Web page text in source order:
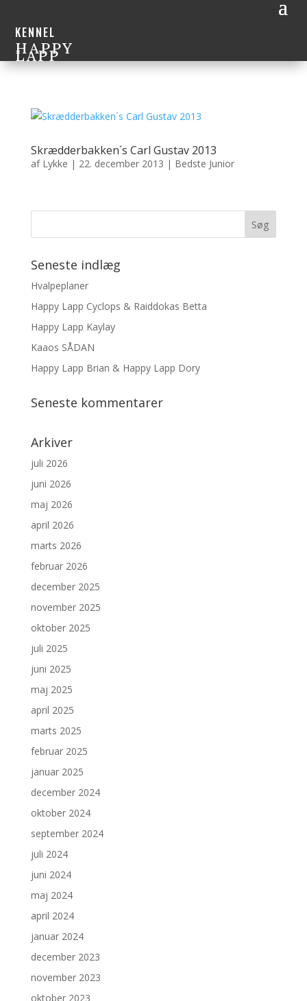
KENNEL
HAPPY
LAPP
Skrædderbakken´s Carl Gustav 2013
af Lykke | 22. december 2013 | Bedste Junior
Seneste indlæg
Hvalpeplaner
Happy Lapp Cyclops & Raiddokas Betta
Happy Lapp Kaylay
Kaaos SÅDAN
Happy Lapp Brian & Happy Lapp Dory
Seneste kommentarer
Arkiver
juli 2026
juni 2026
maj 2026
april 2026
marts 2026
februar 2026
december 2025
november 2025
oktober 2025
juli 2025
juni 2025
maj 2025
april 2025
marts 2025
februar 2025
januar 2025
december 2024
oktober 2024
september 2024
juli 2024
juni 2024
maj 2024
april 2024
januar 2024
december 2023
november 2023
oktober 2023